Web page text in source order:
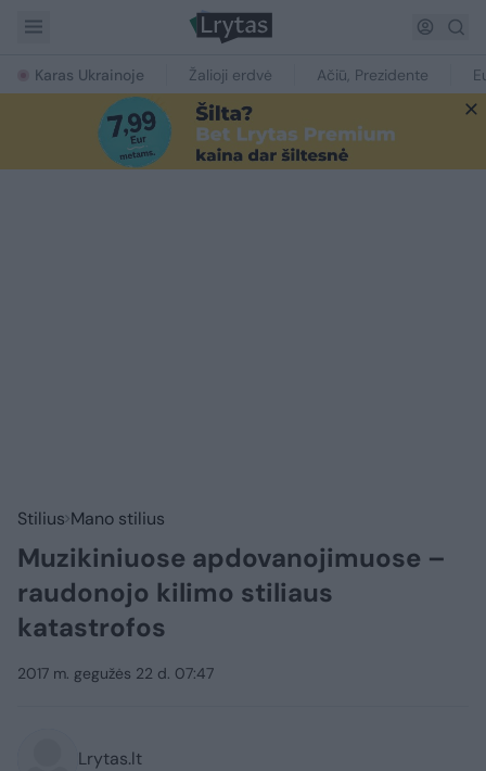
Karas Ukrainoje Žalioji erdvė Ačiū, Prezidente
Stilius Mano stilius
Muzikiniuose apdovanojimuose –
raudonojo kilimo stiliaus
katastrofos
2017 m. gegužės 22 d. 07:47
Lrytas.lt